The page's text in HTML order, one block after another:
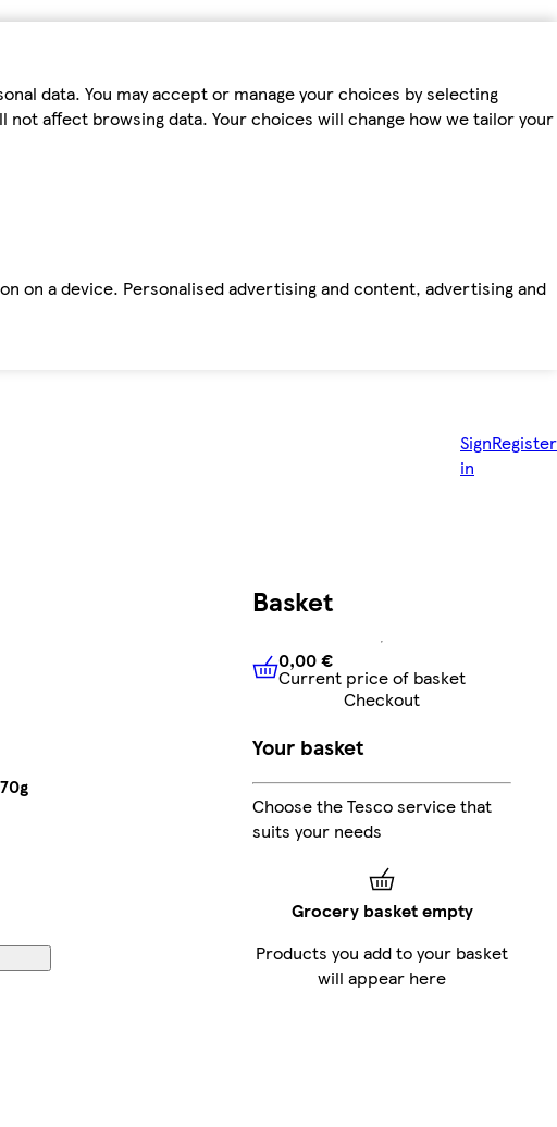
data. You may accept or manage your choices by selecting
affect browsing data. Your choices will change how we tailor your
on a device. Personalised advertising and content, advertising and
Sign
in
Register
Basket
0,00 €Current price of
0,00 €
Current price of basket
Checkout
Your basket
Choose the Tesco service that
suits your needs
Grocery basket empty
Products you add to your basket
will appear here